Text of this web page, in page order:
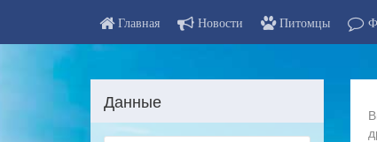
Главная Новости Питомцы
Данные